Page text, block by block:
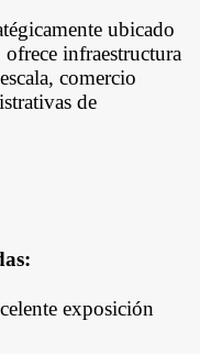
ubicado
infraestructura
comercio
de
exposición